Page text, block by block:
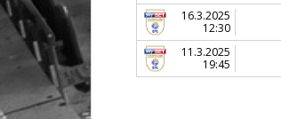
16.3.2025
12:30
11.3.2025
19:45